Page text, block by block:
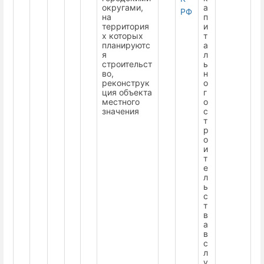
округами,
на
территория
х которых
планируютс
я
строительст
во,
реконструк
ция объекта
местного
значения
РФ
а
п
и
т
а
л
ь
н
о
г
о
с
т
р
о
и
т
е
л
ь
с
т
в
а
в
с
л